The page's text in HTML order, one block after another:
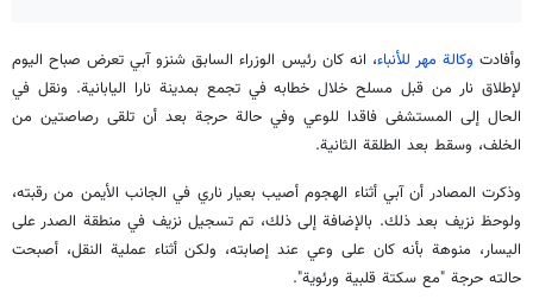
وأفادت وكالة مهر للأنباء، انه كان رئيس الوزراء السابق شنزو آبي تعرض صباح اليوم
لإطلاق نار من قبل مسلح خلال خطابه في تجمع بمدينة نارا اليابانية. ونقل في
الحال إلى المستشفى فاقدا للوعي وفي حالة حرجة بعد أن تلقى رصاصتين من
الخلف، وسقط بعد الطلقة الثانية.
وذكرت المصادر أن آبي أثناء الهجوم أصيب بعيار ناري في الجانب الأيمن من رقبته،
ولوحظ نزيف بعد ذلك. بالإضافة إلى ذلك، تم تسجيل نزيف في منطقة الصدر على
اليسار، منوهة بأنه كان على وعي عند إصابته، ولكن أثناء عملية النقل، أصبحت
حالته حرجة "مع سكتة قلبية ورئوية".